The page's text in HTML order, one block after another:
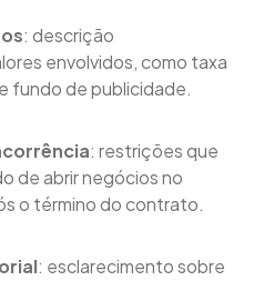
: descrição
envolvidos, como taxa
fundo de publicidade.
: restrições que
de abrir negócios no
o término do contrato.
: esclarecimento sobre